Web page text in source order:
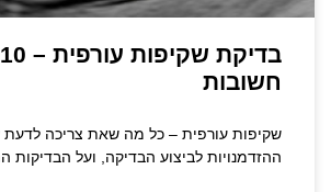
חשובות
שקיפות עורפית – כל מה שאת צריכה לדעת
ההזדמנויות לביצוע הבדיקה, ועל הבדיקות